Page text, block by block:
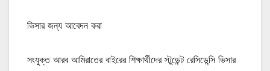
ভিসার জন্য আবেদন করা
সংযুক্ত আরব আমিরাতের বাইরের শিক্ষার্থীদের স্টুডেন্ট রেসিডেন্সি ভিসার